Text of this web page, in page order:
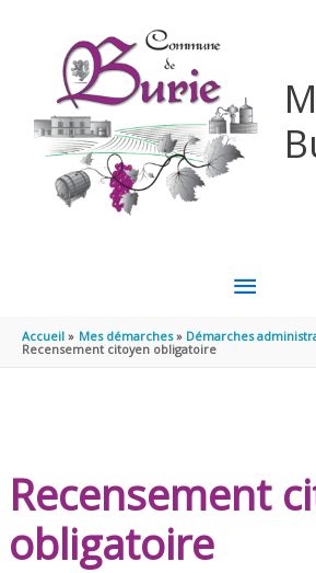
MENU
Accueil Mes démarches
Démarches
Recensement citoyen obligatoire
Recensement
obligatoire